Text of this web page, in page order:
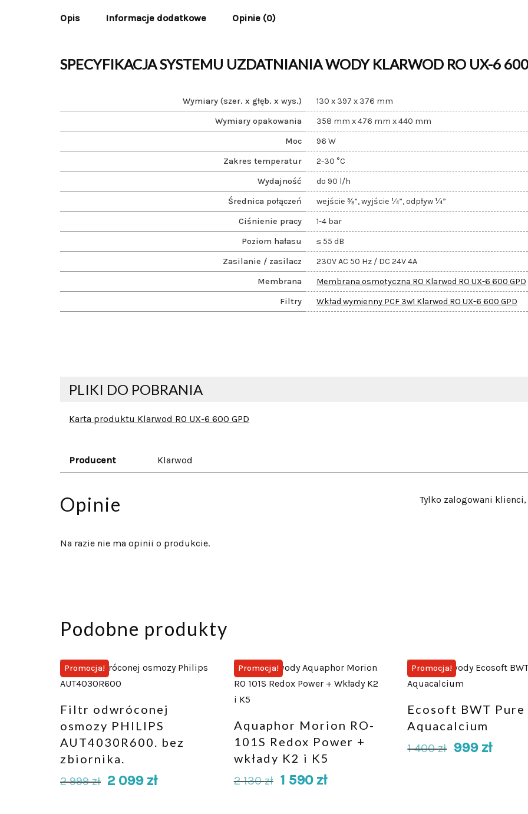
Opis Informacje dodatkowe Opinie (0)
SPECYFIKACJA SYSTEMU UZDATNIANIA WODY KLARWOD RO UX-6
Wymiary (szer. x głęb. x wys.)
130 x 397 x 376 mm
Wymiary opakowania
358 mm x 476 mm x 440 mm
Moc
96 W
Zakres temperatur
2-30 °C
Wydajność
do 90 l/h
Średnica połączeń
wejście ⅜”, wyjście ¼”, odpływ ¼”
Ciśnienie pracy
1-4 bar
Poziom hałasu
≤ 55 dB
Zasilanie / zasilacz
230V AC 50 Hz / DC 24V 4A
Membrana
Membrana osmotyczna RO Klarwod RO UX-6 600 GPD
Filtry
Wkład wymienny PCF 3w1 Klarwod RO UX-6 600 GPD
PLIKI DO POBRANIA
Karta produktu Klarwod RO UX-6 600 GPD
Producent Klarwod
Opinie
Na razie nie ma opinii o produkcie.
Tylko zalogowani
Podobne produkty
Promocja!
Filtr odwróconej
osmozy PHILIPS
AUT4030R600. bez
zbiornika.
2 999zł 2 099 zł
Promocja!
Aquaphor Morion RO-
101S Redox Power +
wkłady K2 i K5
2 130zł 1 590 zł
Promocja!
Ecosoft BWT Pure
Aquacalcium
1 400zł 999 zł